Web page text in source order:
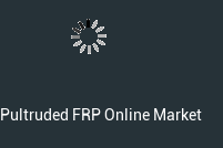
Pultruded FRP Online Market